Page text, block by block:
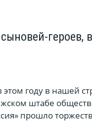
героев,
году в нашей
штабе
прошло